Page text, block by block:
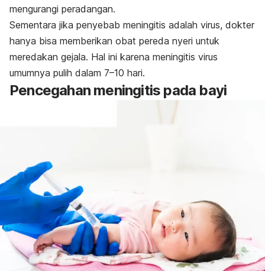
mengurangi peradangan.
Sementara jika penyebab meningitis adalah virus, dokter
hanya bisa memberikan obat pereda nyeri untuk
meredakan gejala. Hal ini karena meningitis virus
umumnya pulih dalam 7–10 hari.
Pencegahan meningitis pada bayi